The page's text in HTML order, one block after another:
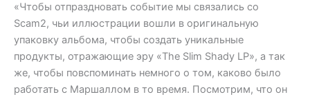
«Чтобы отпраздновать событие мы связались со
Scam2, чьи иллюстрации вошли в оригинальную
упаковку альбома, чтобы создать уникальные
продукты, отражающие эру «The Slim Shady LP», а так
же, чтобы повспоминать немного о том, каково было
работать с Маршаллом в то время. Посмотрим, что он